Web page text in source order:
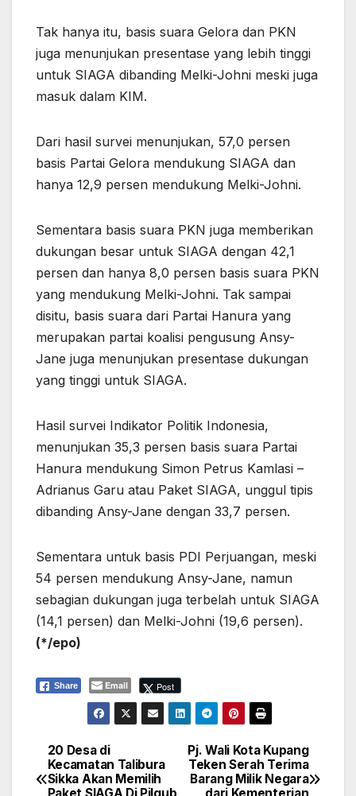
Tak hanya itu, basis suara Gelora dan PKN
juga menunjukan presentase yang lebih tinggi
untuk SIAGA dibanding Melki-Johni meski juga
masuk dalam KIM.
Dari hasil survei menunjukan, 57,0 persen
basis Partai Gelora mendukung SIAGA dan
hanya 12,9 persen mendukung Melki-Johni.
Sementara basis suara PKN juga memberikan
dukungan besar untuk SIAGA dengan 42,1
persen dan hanya 8,0 persen basis suara PKN
yang mendukung Melki-Johni. Tak sampai
disitu, basis suara dari Partai Hanura yang
merupakan partai koalisi pengusung Ansy-
Jane juga menunjukan presentase dukungan
yang tinggi untuk SIAGA.
Hasil survei Indikator Politik Indonesia,
menunjukan 35,3 persen basis suara Partai
Hanura mendukung Simon Petrus Kamlasi –
Adrianus Garu atau Paket SIAGA, unggul tipis
dibanding Ansy-Jane dengan 33,7 persen.
Sementara untuk basis PDI Perjuangan, meski
54 persen mendukung Ansy-Jane, namun
sebagian dukungan juga terbelah untuk SIAGA
(14,1 persen) dan Melki-Johni (19,6 persen).
(*/epo)
Share Email Post
Navigasi
Pj. Wali Kota Kupang
Teken Serah Terima
Barang Milik Negara
20 Desa di
Kecamatan Talibura
Sikka Akan Memilih